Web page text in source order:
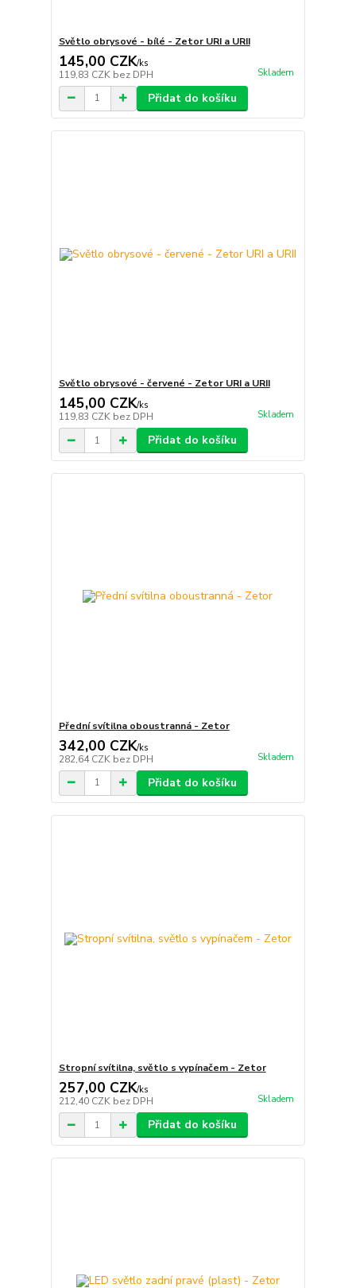
Světlo obrysové - bílé - Zetor URI a URII
145,00 CZK/ks
119,83 CZK bez DPH Skladem
Přidat do košíku
Světlo obrysové - červené - Zetor URI a URII
145,00 CZK/ks
119,83 CZK bez DPH Skladem
Přidat do košíku
Přední svítilna oboustranná - Zetor
342,00 CZK/ks
282,64 CZK bez DPH Skladem
Přidat do košíku
Stropní svítilna, světlo s vypínačem - Zetor
257,00 CZK/ks
212,40 CZK bez DPH Skladem
Přidat do košíku